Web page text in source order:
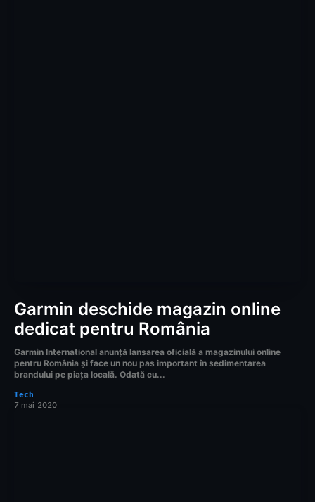
Garmin deschide magazin online
dedicat pentru România
Garmin International anunță lansarea oficială a magazinului online
pentru România și face un nou pas important în sedimentarea
brandului pe piața locală. Odată cu...
Tech
7 mai 2020